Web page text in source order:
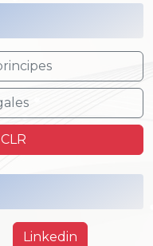
Linkedin